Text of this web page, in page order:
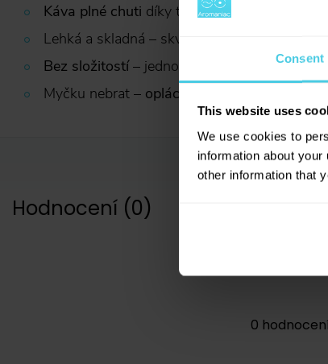
Consent
This website uses
We use cookies to
information about
other information that
Káva plné chuti díky tradiční moka přípravě
Lehká a skladná – skvělá i na cesty
Bez složitostí– jednoduché použití i údržba
Myčku nebrat – opláchnout ručně stačí
Hodnocení (0)
0